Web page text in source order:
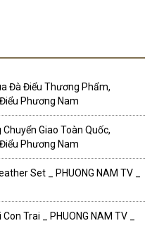
Đà Điểu Thương Phẩm,
Phương Nam
Giao Toàn Quốc,
Phương Nam
Set _ PHUONG NAM TV _
Trai _ PHUONG NAM TV _